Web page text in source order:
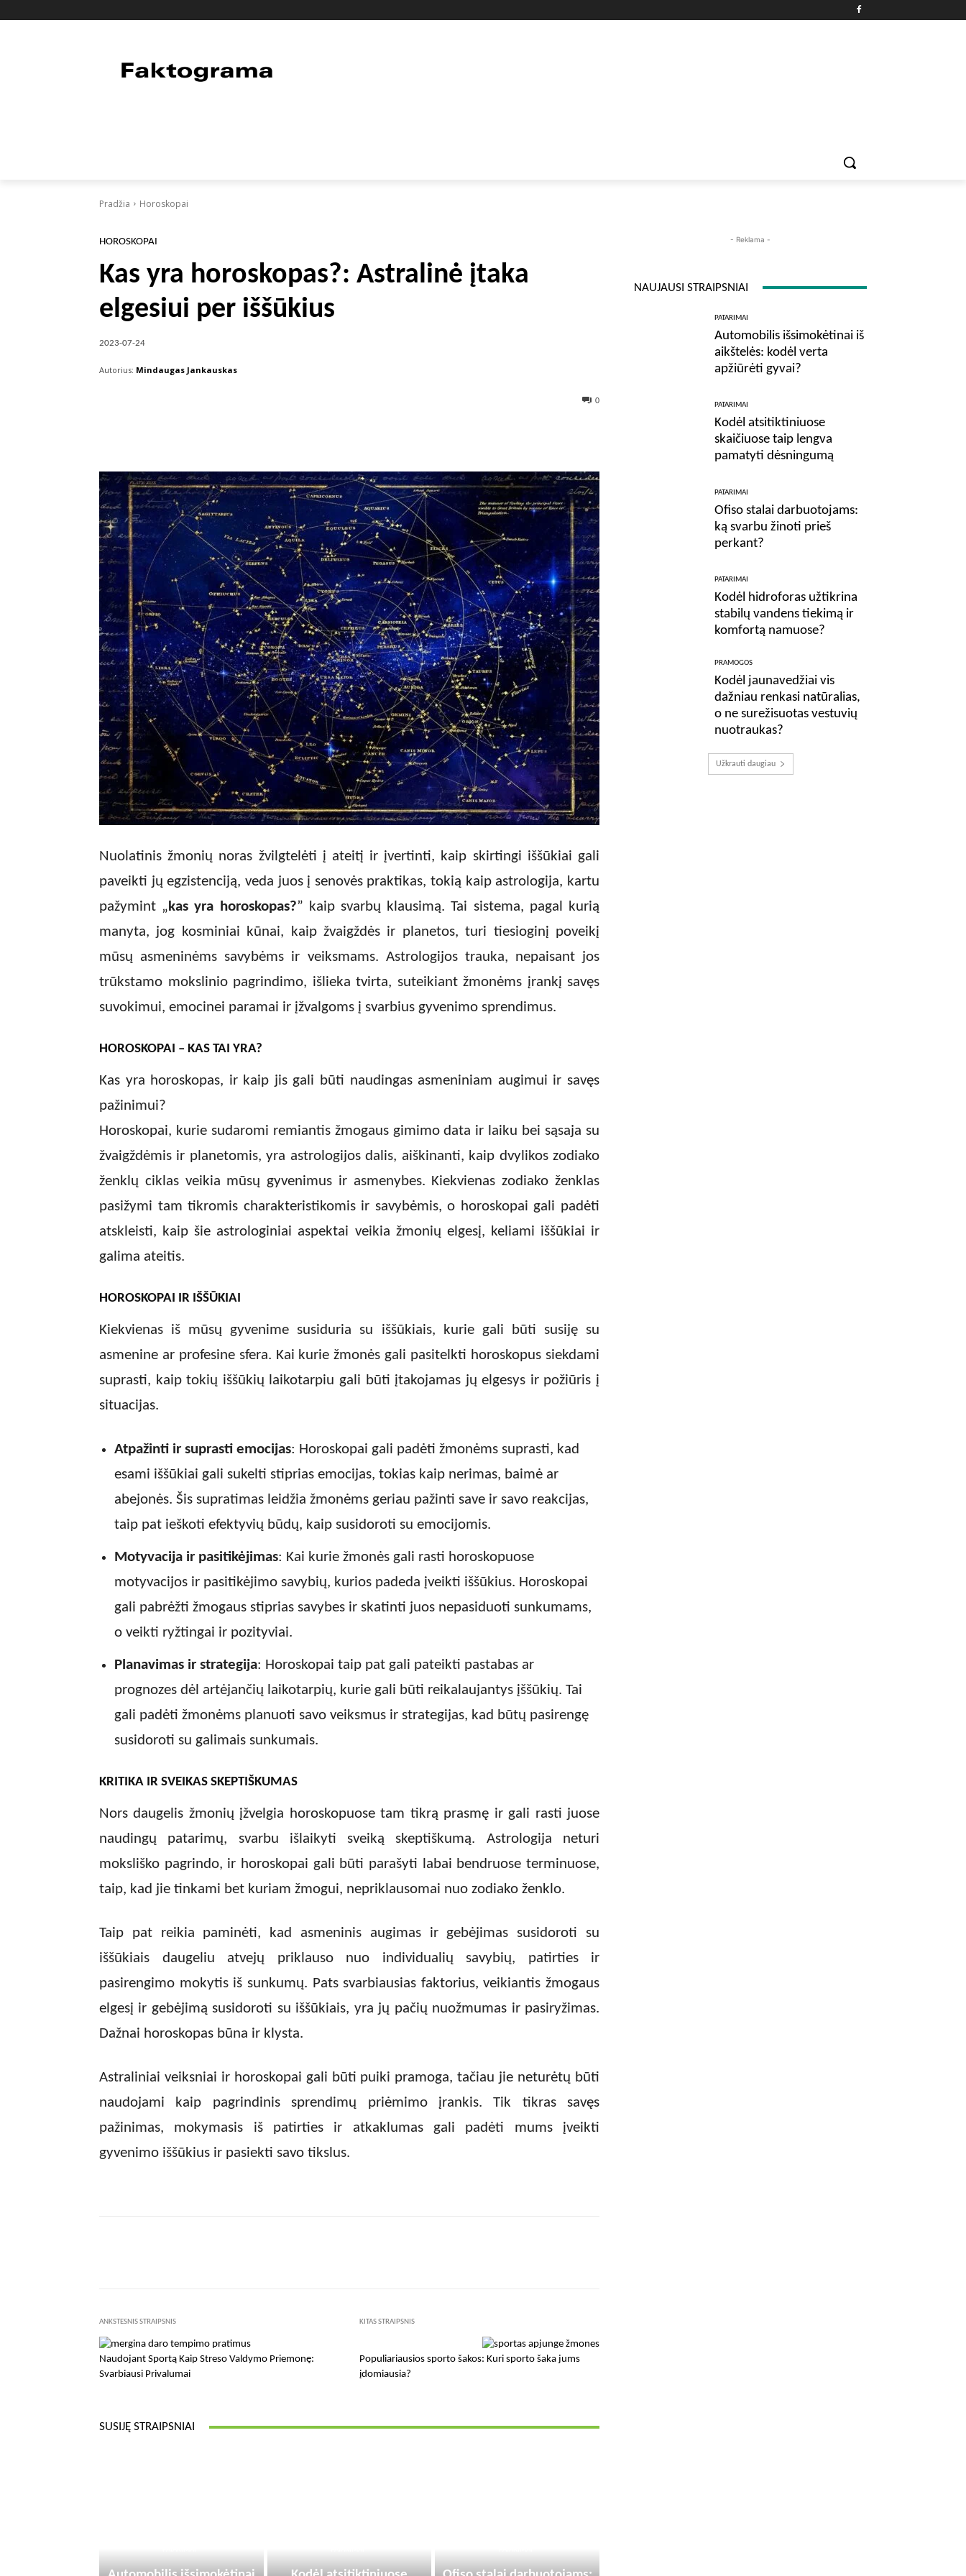
Pradžia Horoskopai
HOROSKOPAI
Kas yra horoskopas?: Astralinė įtaka
elgesiui per iššūkius
2023-07-24
Autorius: Mindaugas Jankauskas
0
Nuolatinis žmonių noras žvilgtelėti į ateitį ir įvertinti, kaip skirtingi iššūkiai gali
paveikti jų egzistenciją, veda juos į senovės praktikas, tokią kaip astrologija, kartu
pažymint „kas yra horoskopas?” kaip svarbų klausimą. Tai sistema, pagal kurią
manyta, jog kosminiai kūnai, kaip žvaigždės ir planetos, turi tiesioginį poveikį
mūsų asmeninėms savybėms ir veiksmams. Astrologijos trauka, nepaisant jos
trūkstamo mokslinio pagrindimo, išlieka tvirta, suteikiant žmonėms įrankį savęs
suvokimui, emocinei paramai ir įžvalgoms į svarbius gyvenimo sprendimus.
HOROSKOPAI – KAS TAI YRA?
Kas yra horoskopas, ir kaip jis gali būti naudingas asmeniniam augimui ir savęs
pažinimui?
Horoskopai, kurie sudaromi remiantis žmogaus gimimo data ir laiku bei sąsaja su
žvaigždėmis ir planetomis, yra astrologijos dalis, aiškinanti, kaip dvylikos zodiako
ženklų ciklas veikia mūsų gyvenimus ir asmenybes. Kiekvienas zodiako ženklas
pasižymi tam tikromis charakteristikomis ir savybėmis, o horoskopai gali padėti
atskleisti, kaip šie astrologiniai aspektai veikia žmonių elgesį, keliami iššūkiai ir
galima ateitis.
HOROSKOPAI IR IŠŠŪKIAI
Kiekvienas iš mūsų gyvenime susiduria su iššūkiais, kurie gali būti susiję su
asmenine ar profesine sfera. Kai kurie žmonės gali pasitelkti horoskopus siekdami
suprasti, kaip tokių iššūkių laikotarpiu gali būti įtakojamas jų elgesys ir požiūris į
situacijas.
Atpažinti ir suprasti emocijas: Horoskopai gali padėti žmonėms suprasti, kad
esami iššūkiai gali sukelti stiprias emocijas, tokias kaip nerimas, baimė ar
abejonės. Šis supratimas leidžia žmonėms geriau pažinti save ir savo reakcijas,
taip pat ieškoti efektyvių būdų, kaip susidoroti su emocijomis.
Motyvacija ir pasitikėjimas: Kai kurie žmonės gali rasti horoskopuose
motyvacijos ir pasitikėjimo savybių, kurios padeda įveikti iššūkius. Horoskopai
gali pabrėžti žmogaus stiprias savybes ir skatinti juos nepasiduoti sunkumams,
o veikti ryžtingai ir pozityviai.
Planavimas ir strategija: Horoskopai taip pat gali pateikti pastabas ar
prognozes dėl artėjančių laikotarpių, kurie gali būti reikalaujantys įššūkių. Tai
gali padėti žmonėms planuoti savo veiksmus ir strategijas, kad būtų pasirengę
susidoroti su galimais sunkumais.
KRITIKA IR SVEIKAS SKEPTIŠKUMAS
Nors daugelis žmonių įžvelgia horoskopuose tam tikrą prasmę ir gali rasti juose
naudingų patarimų, svarbu išlaikyti sveiką skeptiškumą. Astrologija neturi
moksliško pagrindo, ir horoskopai gali būti parašyti labai bendruose terminuose,
taip, kad jie tinkami bet kuriam žmogui, nepriklausomai nuo zodiako ženklo.
Taip pat reikia paminėti, kad asmeninis augimas ir gebėjimas susidoroti su
iššūkiais daugeliu atvejų priklauso nuo individualių savybių, patirties ir
pasirengimo mokytis iš sunkumų. Pats svarbiausias faktorius, veikiantis žmogaus
elgesį ir gebėjimą susidoroti su iššūkiais, yra jų pačių nuožmumas ir pasiryžimas.
Dažnai horoskopas būna ir klysta.
Astraliniai veiksniai ir horoskopai gali būti puiki pramoga, tačiau jie neturėtų būti
naudojami kaip pagrindinis sprendimų priėmimo įrankis. Tik tikras savęs
pažinimas, mokymasis iš patirties ir atkaklumas gali padėti mums įveikti
gyvenimo iššūkius ir pasiekti savo tikslus.
ANKSTESNIS STRAIPSNIS
Naudojant Sportą Kaip Streso Valdymo Priemonę:
Svarbiausi Privalumai
KITAS STRAIPSNIS
Populiariausios sporto šakos: Kuri sporto šaka jums
įdomiausia?
SUSIJĘ STRAIPSNIAI
- Reklama -
NAUJAUSI STRAIPSNIAI
PATARIMAI
Automobilis išsimokėtinai iš
aikštelės: kodėl verta
apžiūrėti gyvai?
PATARIMAI
Kodėl atsitiktiniuose
skaičiuose taip lengva
pamatyti dėsningumą
PATARIMAI
Ofiso stalai darbuotojams:
ką svarbu žinoti prieš
perkant?
PATARIMAI
Kodėl hidroforas užtikrina
stabilų vandens tiekimą ir
komfortą namuose?
PRAMOGOS
Kodėl jaunavedžiai vis
dažniau renkasi natūralias,
o ne surežisuotas vestuvių
nuotraukas?
Užkrauti daugiau